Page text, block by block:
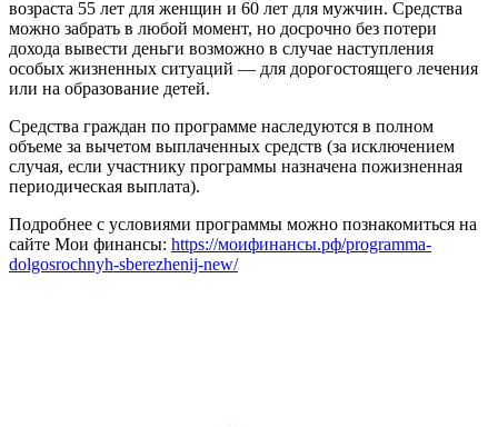
возраста 55 лет для женщин и 60 лет для мужчин. Средства
можно забрать в любой момент, но досрочно без потери
дохода вывести деньги возможно в случае наступления
особых жизненных ситуаций — для дорогостоящего лечения
или на образование детей.
Средства граждан по программе наследуются в полном
объеме за вычетом выплаченных средств (за исключением
случая, если участнику программы назначена пожизненная
периодическая выплата).
Подробнее с условиями программы можно познакомиться на
сайте Мои финансы: https://моифинансы.рф/programma-
dolgosrochnyh-sberezhenij-new/